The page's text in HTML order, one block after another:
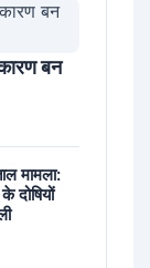
बन
मामला:
दोषियों